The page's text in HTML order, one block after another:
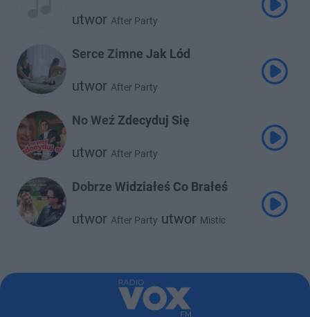
utwor After Party
Serce Zimne Jak Lód
utwor After Party
No Weź Zdecyduj Się
utwor After Party
Dobrze Widziałeś Co Brałeś
utwor After Party utwor Mistic